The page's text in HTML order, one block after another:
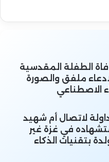
الطفلة المقدسية
ملفق والصورة
الاصطناعي
لاتصال أم شهيد
في غزة غير
بتقنيات الذكاء